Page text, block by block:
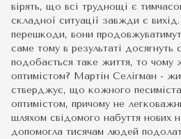
вірять, що всі труднощі є
складної ситуації завжди є
перешкоди, вони
саме тому в результаті
подобається таке життя, то
оптимістом? Мартін Селігман -
стверджує, що кожного
оптимістом, причому не
шляхом свідомого набуття нових
допомогла тисячам людей